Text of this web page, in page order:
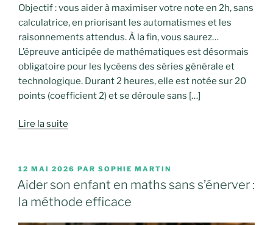
Objectif : vous aider à maximiser votre note en 2h, sans
calculatrice, en priorisant les automatismes et les
raisonnements attendus. À la fin, vous saurez…
L’épreuve anticipée de mathématiques est désormais
obligatoire pour les lycéens des séries générale et
technologique. Durant 2 heures, elle est notée sur 20
points (coefficient 2) et se déroule sans […]
Lire la suite
PUBLIÉ
LE
12 MAI 2026 PAR SOPHIE MARTIN
Aider son enfant en maths sans s’énerver :
la méthode efficace